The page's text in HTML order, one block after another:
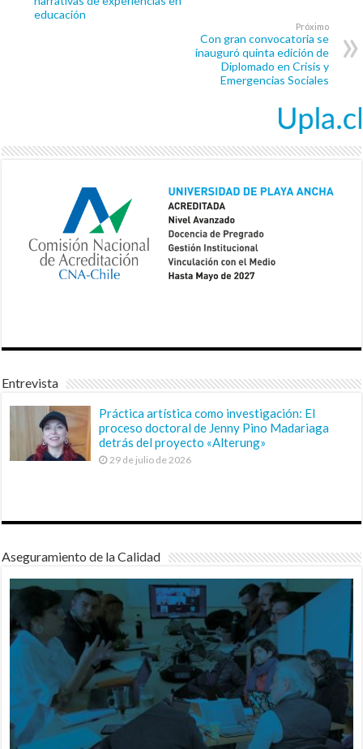
educación
Próximo
Con gran convocatoria se
inauguró quinta edición de
Diplomado en Crisis y
Emergencias Sociales
Entrevista
Práctica artística como investigación: El
proceso doctoral de Jenny Pino Madariaga
detrás del proyecto «Alterung»
29 de julio de 2026
Aseguramiento de la Calidad